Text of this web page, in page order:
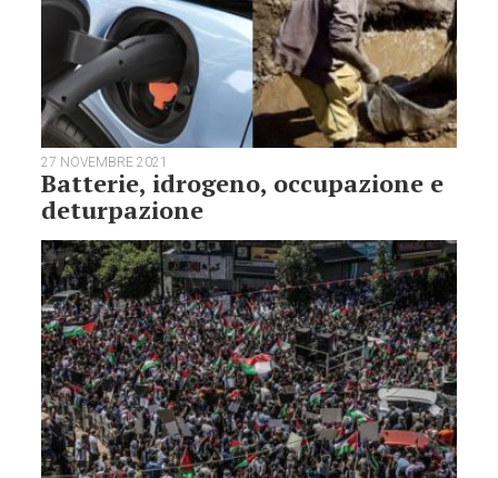
27 NOVEMBRE 2021
Batterie, idrogeno, occupazione e
deturpazione